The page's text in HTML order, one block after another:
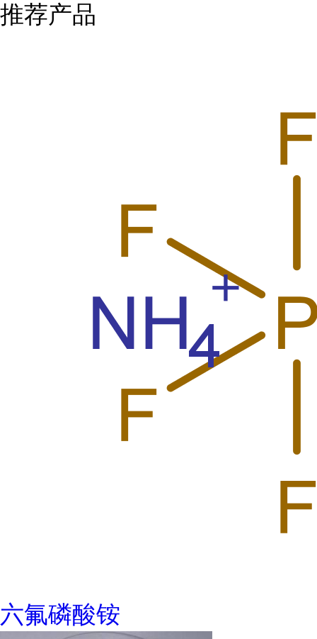
推荐产品
六氟磷酸铵